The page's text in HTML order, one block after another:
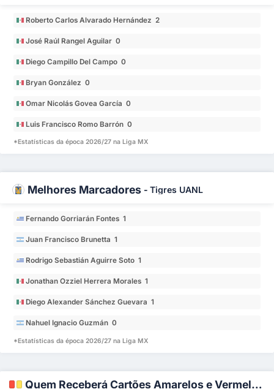
Roberto Carlos Alvarado Hernández 2
José Raúl Rangel Aguilar 0
Diego Campillo Del Campo 0
Bryan González 0
Omar Nicolás Govea García 0
Luis Francisco Romo Barrón 0
*Estatísticas da época 2026/27 na Liga MX
Melhores Marcadores - Tigres UANL
Fernando Gorriarán Fontes 1
Juan Francisco Brunetta 1
Rodrigo Sebastián Aguirre Soto 1
Jonathan Ozziel Herrera Morales 1
Diego Alexander Sánchez Guevara 1
Nahuel Ignacio Guzmán 0
*Estatísticas da época 2026/27 na Liga MX
Quem Receberá Cartões Amarelos e Vermelhos?